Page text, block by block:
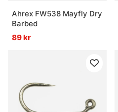
Ahrex FW538 Mayfly Dry
Barbed
89 kr